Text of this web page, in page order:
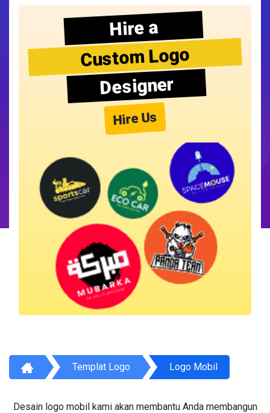
Hire a
Custom Logo
Designer
Hire Us
Templat Logo Logo Mobil
Desain logo mobil kami akan membantu Anda membangun